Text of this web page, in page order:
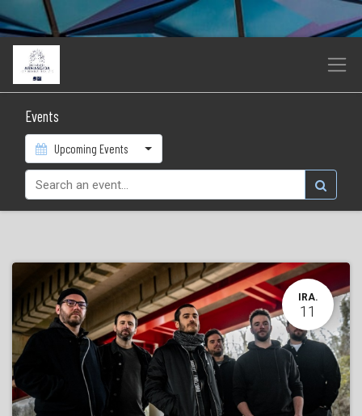
Events
Upcoming Events
IRA.
11